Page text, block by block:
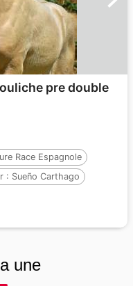
pre double
Race Espagnole
: Sueño Carthago
une